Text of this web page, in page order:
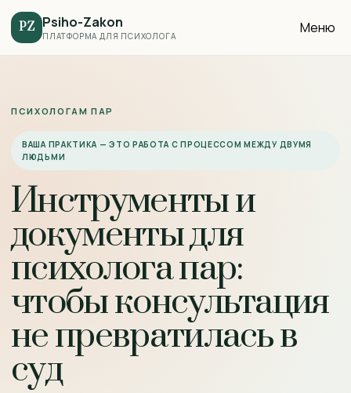
PZ Psiho-Zakon
ПЛАТФОРМА ДЛЯ ПСИХОЛОГА Меню
ПСИХОЛОГАМ ПАР
ВАША ПРАКТИКА — ЭТО РАБОТА С ПРОЦЕССОМ МЕЖДУ ДВУМЯ
ЛЮДЬМИ
Инструменты и
документы для
психолога пар:
чтобы консультация
не превратилась в
суд